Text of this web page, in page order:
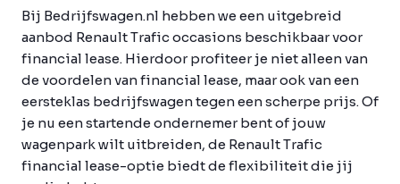
Bij Bedrijfswagen.nl hebben we een uitgebreid
aanbod Renault Trafic occasions beschikbaar voor
financial lease. Hierdoor profiteer je niet alleen van
de voordelen van financial lease, maar ook van een
eersteklas bedrijfswagen tegen een scherpe prijs. Of
je nu een startende ondernemer bent of jouw
wagenpark wilt uitbreiden, de Renault Trafic
financial lease-optie biedt de flexibiliteit die jij